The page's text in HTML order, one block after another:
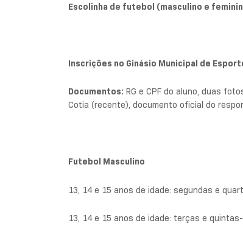
Escolinha de futebol (masculino e
Inscrições no Ginásio Municipal de
Documentos: RG e CPF do aluno, duas
Cotia (recente), documento oficial do
Futebol Masculino
13, 14 e 15 anos de idade: segundas e
13, 14 e 15 anos de idade: terças e